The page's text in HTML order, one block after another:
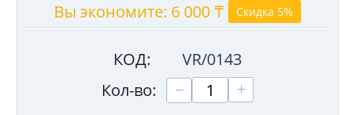
Вы экономите: 6 000 ₸ Скидка 5%
КОД:
VR/0143
Кол-во:
+
−